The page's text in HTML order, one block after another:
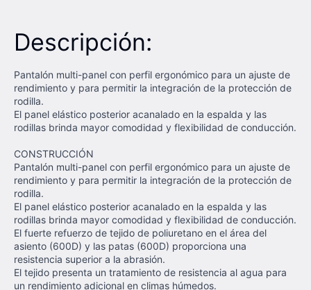
Descripción:
Pantalón multi-panel con perfil ergonómico para un ajuste de
rendimiento y para permitir la integración de la protección de
rodilla.
El panel elástico posterior acanalado en la espalda y las
rodillas brinda mayor comodidad y flexibilidad de conducción.
CONSTRUCCIÓN
Pantalón multi-panel con perfil ergonómico para un ajuste de
rendimiento y para permitir la integración de la protección de
rodilla.
El panel elástico posterior acanalado en la espalda y las
rodillas brinda mayor comodidad y flexibilidad de conducción.
El fuerte refuerzo de tejido de poliuretano en el área del
asiento (600D) y las patas (600D) proporciona una
resistencia superior a la abrasión.
El tejido presenta un tratamiento de resistencia al agua para
un rendimiento adicional en climas húmedos.